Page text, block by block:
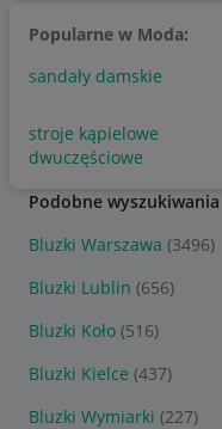
Popularne w Moda:
sandały damskie
stroje kąpielowe
dwuczęściowe
Podobne wyszukiwania
Bluzki Warszawa (3496)
Bluzki Lublin (656)
Bluzki Koło (516)
Bluzki Kielce (437)
Bluzki Wymiarki (227)